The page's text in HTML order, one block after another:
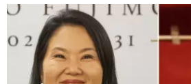
Acto de camaradería